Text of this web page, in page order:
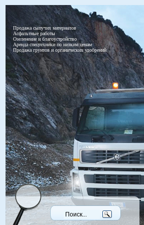
Продажа сыпучих материалов
Асфальтные работы
Озеленение и благоустройство
Аренда спецтехники по низким ценам
Продажа грунтов и органических удобрений